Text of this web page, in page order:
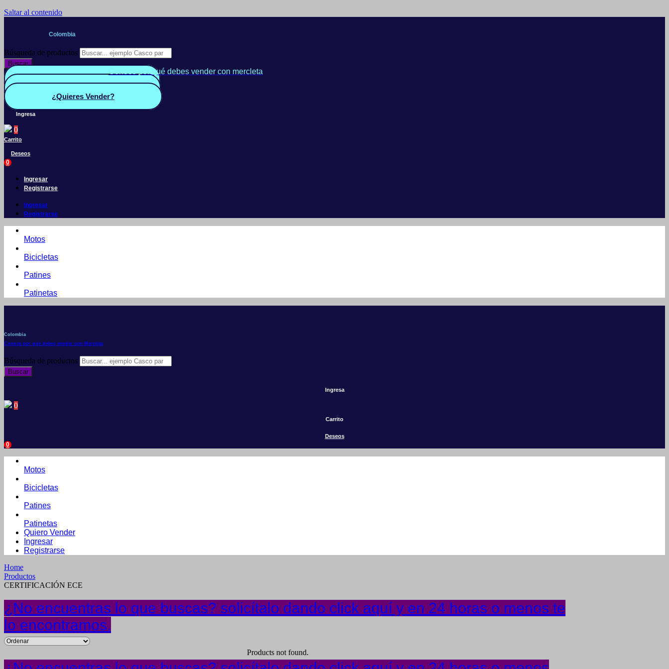
Saltar al contenido
Colombia
Búsqueda de productos
Buscar
Conoce por qué debes vender con mercleta
¿Quieres Vender?
Ingresa
0
Carrito
Deseos
0
Ingresar
Registrarse
Ingresar
Registrarse
Motos
Bicicletas
Patines
Patinetas
Colombia
Conoce por qué debes vender con Mercleta
Búsqueda de productos
Buscar
Ingresa
0
Carrito
Deseos
0
Motos
Bicicletas
Patines
Patinetas
Quiero Vender
Ingresar
Registrarse
Home
Productos
CERTIFICACIÓN ECE
¿No encuentras lo que buscas? solicítalo dando click aquí y en 24 horas o menos te
lo encontramos.
Products not found.